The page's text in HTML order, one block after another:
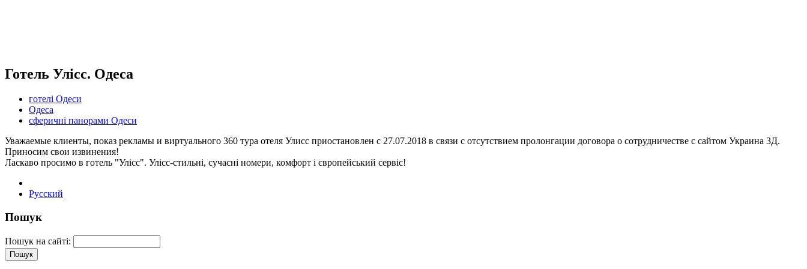
Готель Улісс. Одеса
готелі Одеси
Одеса
сферичні панорами Одеси
Уважаемые клиенты, показ рекламы и виртуального 360 тура отеля Улисс приостановлен с 27.07.2018 в связи с отсутствием пролонгации договора о сотрудничестве с сайтом Украина 3Д.
Приносим свои извинения!
Ласкаво просимо в готель "Улісс". Улісс-стильні, сучасні номери, комфорт і європейський сервіс!
Русский
Пошук
Пошук на сайті: